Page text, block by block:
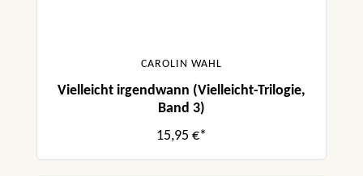
CAROLIN WAHL
Vielleicht irgendwann (Vielleicht-Trilogie,
Band 3)
15,95 €*